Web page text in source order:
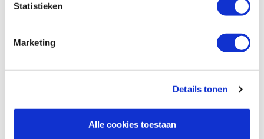
Statistieken
Marketing
Details tonen
Alle cookies toestaan
Famag houtspiraalboor hss-g Ø 6,0 mm,
€ 20,99 excl. btw
Op voorraad